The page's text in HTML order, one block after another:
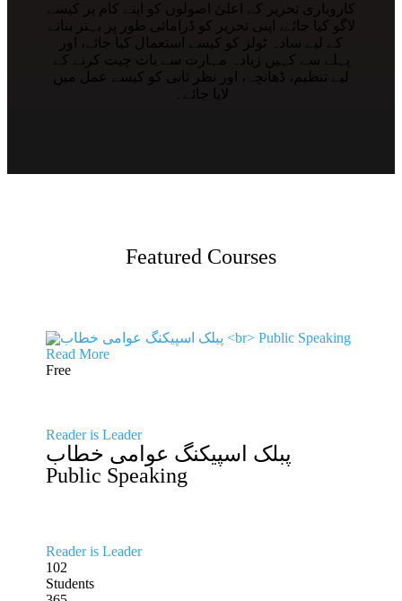
کاروباری تحریر کے اعلیٰ اصولوں کو اپنے کام پر کیسے
لاگو کیا جائے، اپنی تحریر کو ڈرامائی طور پر بہتر بنانے
کے لیے سادہ ٹولز کو کیسے استعمال کیا جائے، اور
پہلے سے کہیں زیادہ مہارت سے بات چیت کرنے کے
لیے تنظیم، ڈھانچہ، اور نظر ثانی کو کیسے عمل میں
لایا جائے۔
Featured Courses
Read More
Free
Reader is Leader
پبلک اسپیکنگ عوامی خطاب
Public Speaking
Reader is Leader
102
Students